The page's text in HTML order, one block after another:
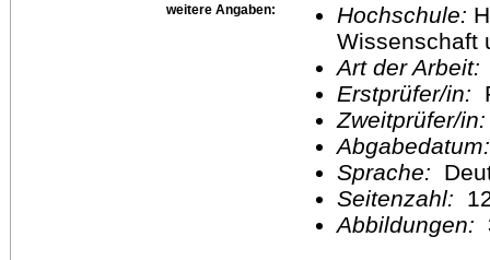
weitere Angaben: Hochschule:
Wissenschaft
Art der Arbeit:
Erstprüfer/in:
Zweitprüfer/
Sprache:
Seitenzahl:
Abbildungen: